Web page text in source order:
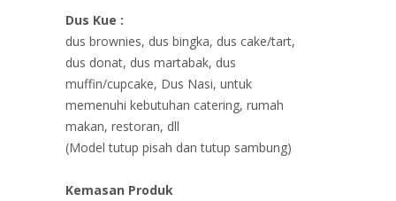
Dus Kue :
dus brownies, dus bingka, dus cake/tart,
dus donat, dus martabak, dus
muffin/cupcake, Dus Nasi, untuk
memenuhi kebutuhan catering, rumah
makan, restoran, dll
(Model tutup pisah dan tutup sambung)
Kemasan Produk